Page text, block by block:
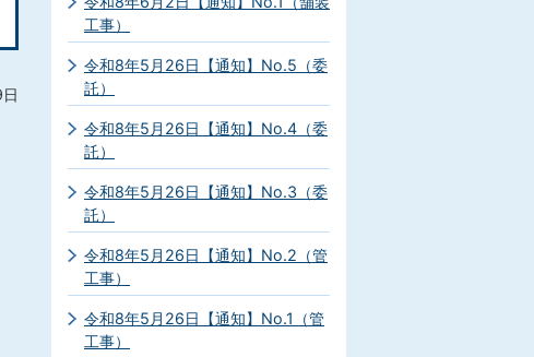
工事）
令和8年5月26日【通知】No.5（委
託）
令和8年5月26日【通知】No.4（委
託）
令和8年5月26日【通知】No.3（委
託）
令和8年5月26日【通知】No.2（管
工事）
令和8年5月26日【通知】No.1（管
工事）